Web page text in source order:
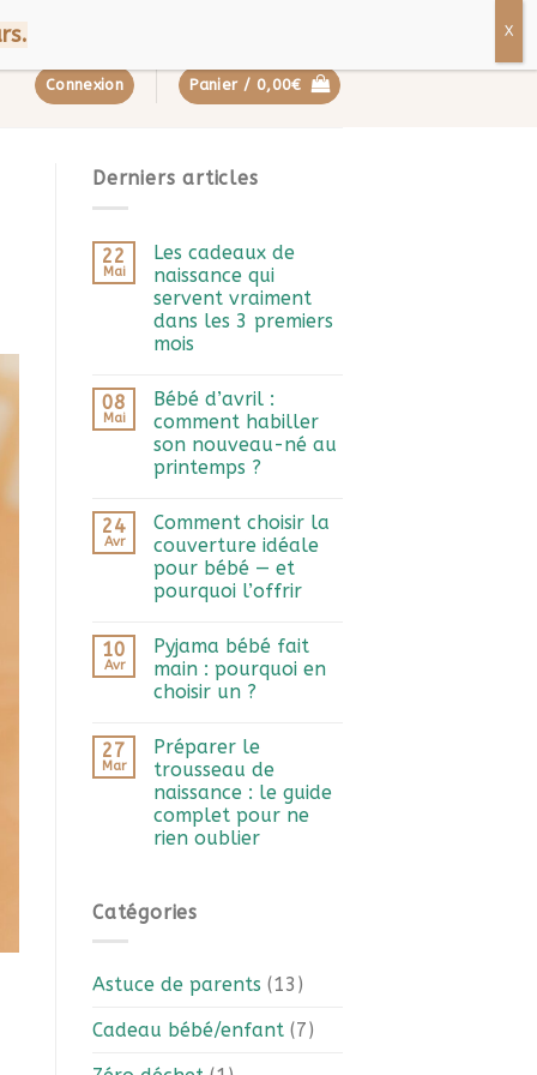
Connexion Panier / 0,00€
Derniers articles
22
Mai
Les cadeaux de
naissance qui
servent vraiment
dans les 3 premiers
mois
08
Mai
Bébé d’avril :
comment habiller
son nouveau-né au
printemps ?
24
Avr
Comment choisir la
couverture idéale
pour bébé — et
pourquoi l’offrir
10
Avr
Pyjama bébé fait
main : pourquoi en
choisir un ?
27
Mar
Préparer le
trousseau de
naissance : le guide
complet pour ne
rien oublier
Catégories
Astuce de parents (13)
Cadeau bébé/enfant (7)